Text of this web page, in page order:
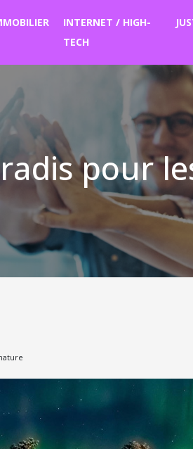
INTERNET / HIGH-
TECH
pour